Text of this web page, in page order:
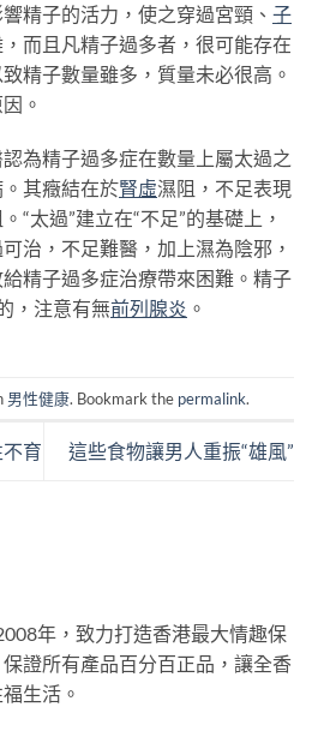
精子的活力，使之穿過宮頸、 子
而且凡精子過多者，很可能存在
精子數量雖多，質量未必很高。
。
精子過多症在數量上屬太過之
其癥結在於腎虛濕阻，不足表現
“太過”建立在“不足”的基礎上，
治，不足難醫，加上濕為陰邪，
精子過多症治療帶來困難。精子
，注意有無前列腺炎 。
男性健康. Bookmark the permalink.
育 這些食物讓男人重振“雄風”
年，致力打造香港最大情趣保
證所有產品百分百正品，讓全香
生活。